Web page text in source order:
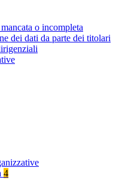
o incompleta
dei dati da parte dei titolari
4